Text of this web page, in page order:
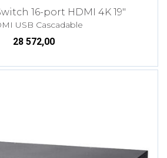
16-port HDMI 4K 19"
USB Cascadable
28 572,00